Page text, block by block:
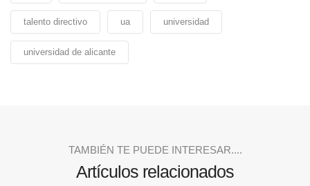
talento directivo ua universidad
universidad de alicante
TAMBIÉN TE PUEDE INTERESAR....
Artículos relacionados